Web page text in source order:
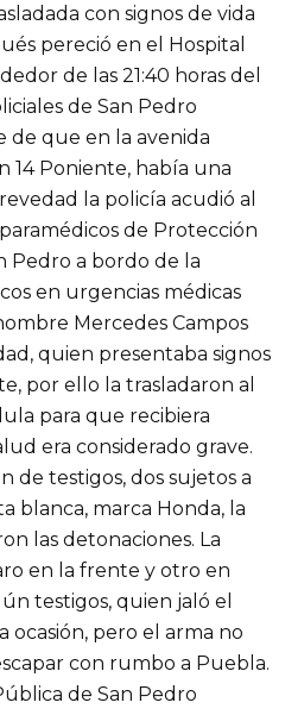
con signos de vida
pereció en el Hospital
de las 21:40 horas del
de San Pedro
que en la avenida
14 Poniente, había una
la policía acudió al
de Protección
Pedro a bordo de la
en urgencias médicas
Mercedes Campos
quien presentaba signos
por ello la trasladaron al
para que recibiera
era considerado grave.
de testigos, dos sujetos a
blanca, marca Honda, la
las detonaciones. La
en la frente y otro en
testigos, quien jaló el
pero el arma no
con rumbo a Puebla.
de San Pedro